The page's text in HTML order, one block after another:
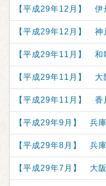
【平成29年12月】
【平成29年12月】
【平成29年11月】
【平成29年11月】
【平成29年11月】
【平成29年9月】 兵
【平成29年8月】 兵
【平成29年7月】 大